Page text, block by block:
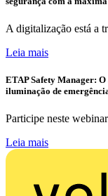
A digitalização está a
Leia mais
ETAP Safety Manager: O
iluminação de
Participe neste
Leia mais